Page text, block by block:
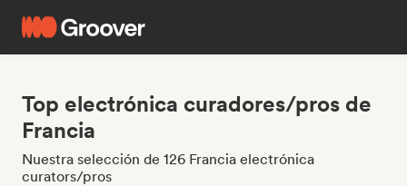
Top electrónica curadores/pros de
Francia
Nuestra selección de 126 Francia electrónica
curators/pros